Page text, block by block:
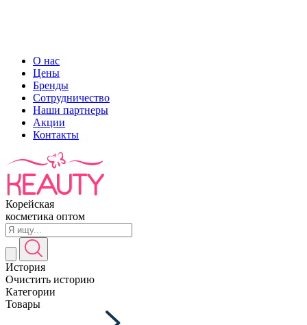
О нас
Цены
Бренды
Сотрудничество
Наши партнеры
Акции
Контакты
Корейская
косметика оптом
История
Очистить историю
Категории
Товары